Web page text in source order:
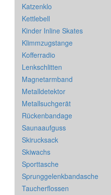
Katzenklo
Kettlebell
Kinder Inline Skates
Klimmzugstange
Kofferradio
Lenkschlitten
Magnetarmband
Metalldetektor
Metallsuchgerät
Rückenbandage
Saunaaufguss
Skirucksack
Skiwachs
Sporttasche
Sprunggelenkbandasche
Taucherflossen